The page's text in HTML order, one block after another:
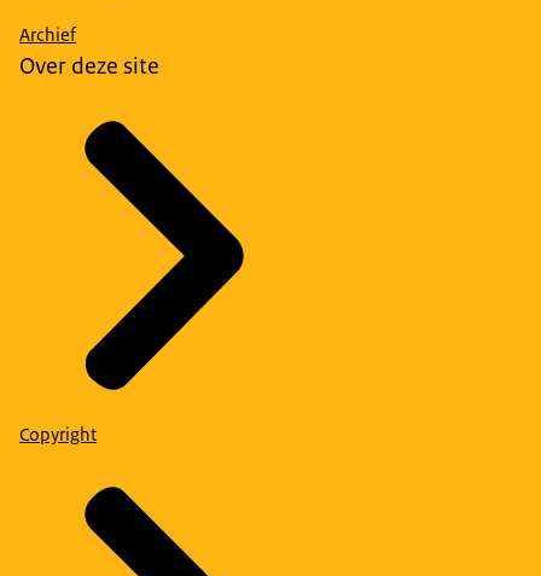
Archief
Over deze site
Copyright